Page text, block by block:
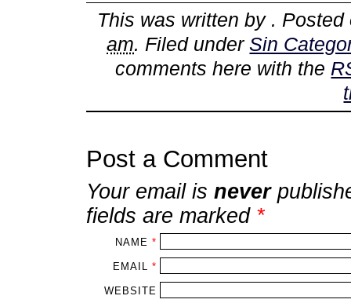
This was written by .
am. Filed underSin
comments here with the
Post a Comment
Your email is never
fields are marked *
NAME *
EMAIL *
WEBSITE